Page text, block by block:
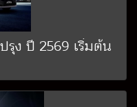
ง ปี 2569 เริ่มต้น